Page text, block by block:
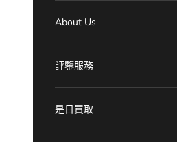
About Us
評鑒服務
是日買取